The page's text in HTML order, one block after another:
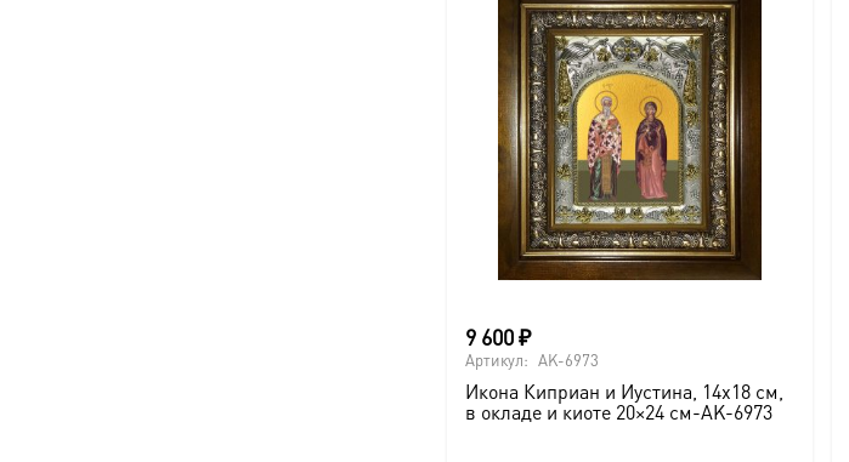
9 600₽
Артикул: AK-6973
Икона Киприан и Иустина, 14х18 см,
в окладе и киоте 20×24 см-AK-6973